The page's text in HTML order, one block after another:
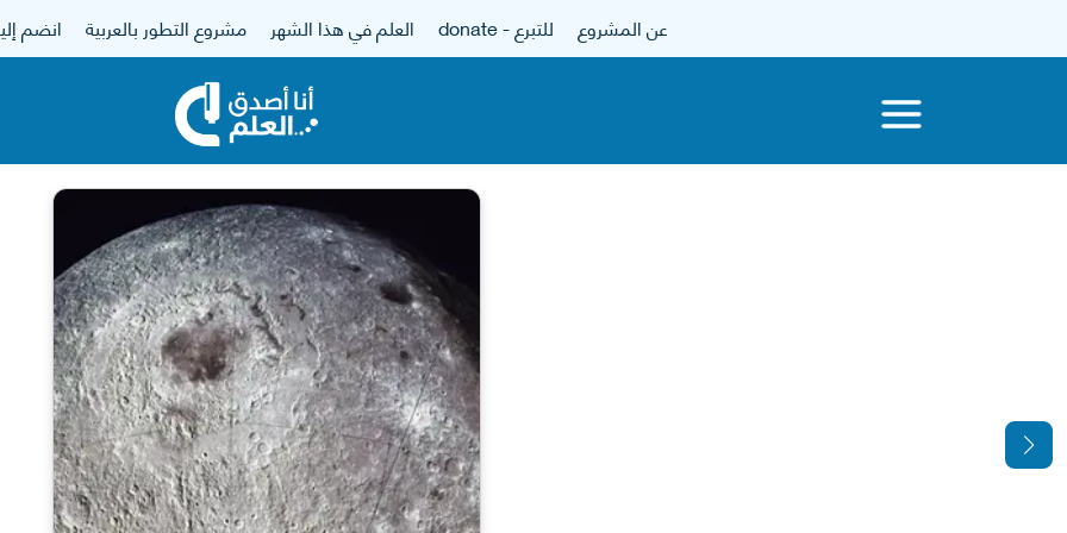
عن المشروع للتبرع - donate العلم في هذا الشهر مشروع التطور بالعربية انضم